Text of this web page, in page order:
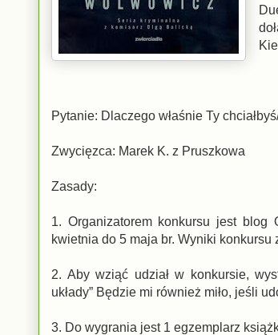
Pytanie: Dlaczego właśnie Ty
Zwycięzca: Marek K. z Pruszkowa
Zasady:
1. Organizatorem konkursu jest blog
kwietnia do 5 maja br. Wyniki
2. Aby wziąć udział w konkursie,
układy” Będzie mi również miło, jeśli
3. Do wygrania jest 1 egzemplarz